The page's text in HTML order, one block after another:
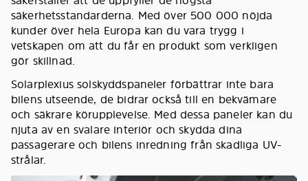
säkerhetsstandarderna. Med över 500 000 nöjda
kunder över hela Europa kan du vara trygg i
vetskapen om att du får en produkt som verkligen
gör skillnad.
Solarplexius solskyddspaneler förbättrar inte bara
bilens utseende, de bidrar också till en bekvämare
och säkrare körupplevelse. Med dessa paneler kan du
njuta av en svalare interiör och skydda dina
passagerare och bilens inredning från skadliga UV-
strålar.